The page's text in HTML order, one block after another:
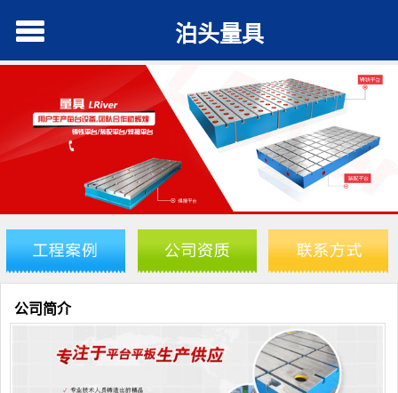
泊头量具
公司简介